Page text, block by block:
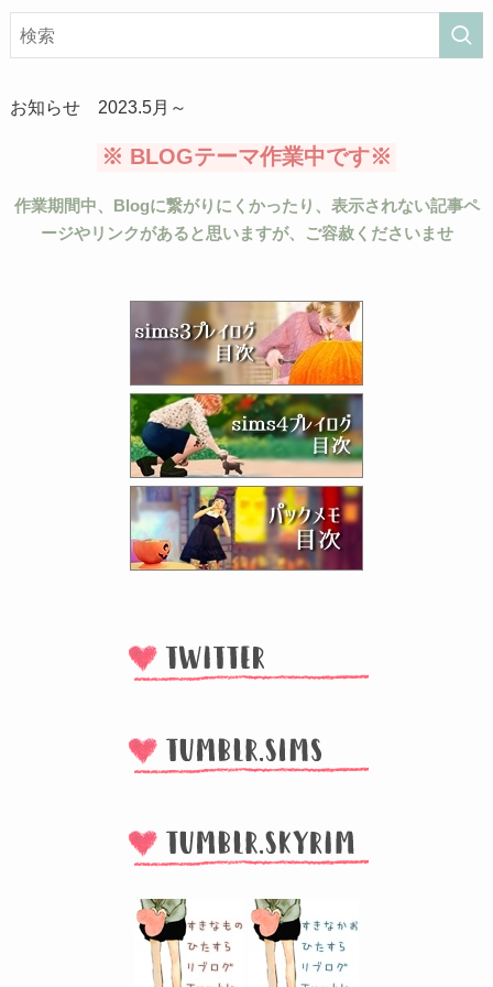
お知らせ 2023.5月～
※ BLOGテーマ作業中です※
作業期間中、Blogに繋がりにくかったり、表示されない記事ペ
ージやリンクがあると思いますが、ご容赦くださいませ